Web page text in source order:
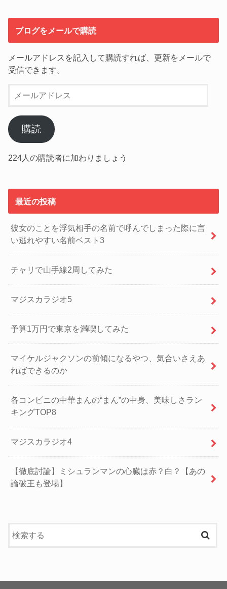
ブログをメールで購読
メールアドレスを記入して購読すれば、更新をメールで
受信できます。
ー
ア
ド
ス
購読
224人の購読者に加わりましょう
最近の投稿
彼女のことを浮気相手の名前で呼んでしまった際に言
い逃れやすい名前ベスト3
チャリで山手線2周してみた
マジスカラジオ5
予算1万円で東京を満喫してみた
マイケルジャクソンの前傾になるやつ、気合いさえあ
ればできるのか
各コンビニの中華まんの“まん”の中身、美味しさラン
キングTOP8
マジスカラジオ4
【徹底討論】ミシュランマンの心臓は赤？白？【あの
論破王も登場】